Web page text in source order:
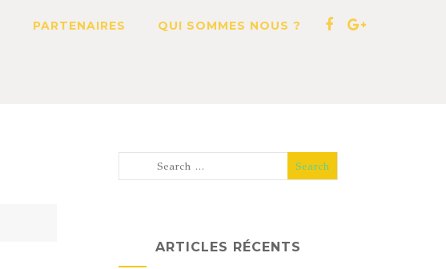
PARTENAIRES QUI SOMMES NOUS ?
ARTICLES RÉCENTS